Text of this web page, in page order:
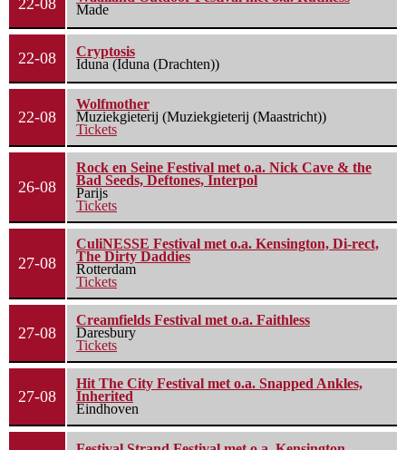
22-08
Made
22-08
Cryptosis
Iduna (Iduna (Drachten))
22-08
Wolfmother
Muziekgieterij (Muziekgieterij (Maastricht))
Tickets
26-08
Rock en Seine Festival met o.a. Nick Cave & the
Bad Seeds, Deftones, Interpol
Parijs
Tickets
27-08
CuliNESSE Festival met o.a. Kensington, Di-rect,
The Dirty Daddies
Rotterdam
Tickets
27-08
Creamfields Festival met o.a. Faithless
Daresbury
Tickets
27-08
Hit The City Festival met o.a. Snapped Ankles,
Inherited
Eindhoven